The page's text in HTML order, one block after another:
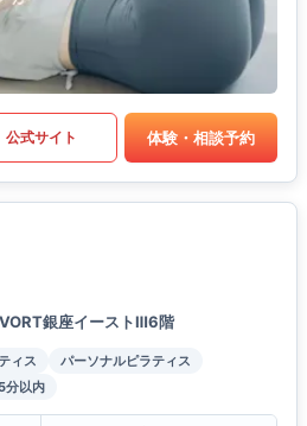
公式サイト 体験・相談予約
銀座イーストⅢ6階
ィス
パーソナルピラティス
分以内